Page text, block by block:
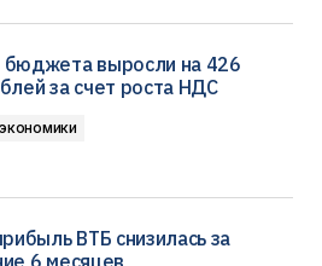
выросли на 426
за счет роста НДС
ВТБ снизилась за
6 месяцев